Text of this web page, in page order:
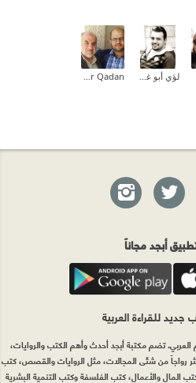
لؤي أبو غوش (Loai AbuGhoush) Omar Qadan
أبجد مجاناً
للقراءة العربية
العربي. تضم مكتبة أبجد أحدث وأهم الكتب والروايات،
رواجاً من شتّى المجالات، مثل الروايات والقصص، كتب
المال والأعمال، كتب الفلسفة وكتب التنمية البشرية